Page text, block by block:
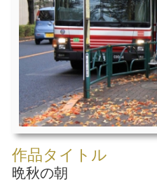
作品タイトル
晩秋の朝